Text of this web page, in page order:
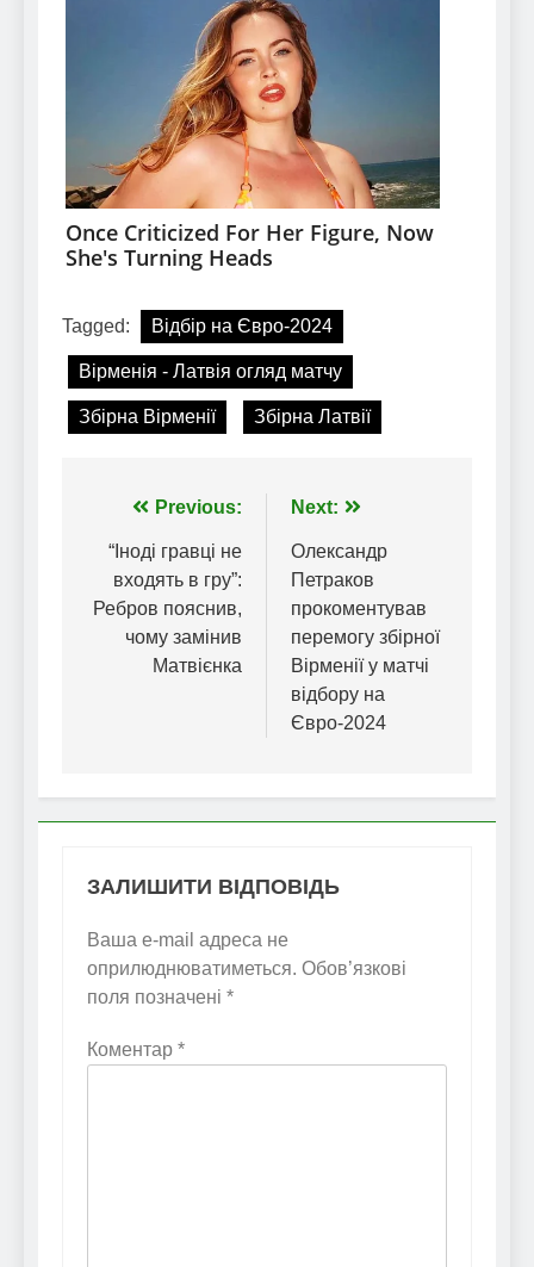
Tagged: Відбір на Євро-2024
Вірменія - Латвія огляд матчу
Збірна Вірменії Збірна Латвії
Навігація
записів
Previous:
“Іноді гравці не
входять в гру”:
Ребров пояснив,
чому замінив
Матвієнка
Next:
Олександр
Петраков
прокоментував
перемогу збірної
Вірменії у матчі
відбору на
Євро-2024
ЗАЛИШИТИ ВІДПОВІДЬ
Ваша e-mail адреса не
оприлюднюватиметься. Обов’язкові
поля позначені *
Коментар *